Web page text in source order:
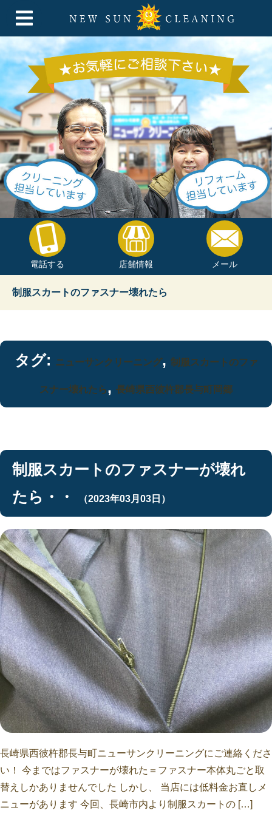
電話する 店舗情報 メール
制服スカートのファスナー壊れたら
タグ: ニューサンクリーニング, 制服スカートのファ
スナー壊れたら, 長崎県西彼杵郡長与町岡郷
制服スカートのファスナーが壊れ
たら・・
（2023年03月03日）
長崎県西彼杵郡長与町ニューサンクリーニングにご連絡くださ
い！ 今まではファスナーが壊れた＝ファスナー本体丸ごと取
替えしかありませんでした しかし、 当店には低料金お直しメ
ニューがあります 今回、長崎市内より制服スカートの […]